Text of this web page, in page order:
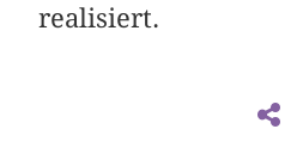
realisiert.